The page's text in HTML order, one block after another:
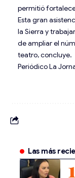
permitió
Esta gran
la Sierra y
de ampliar el
teatro, concluye.
Periódico La
Las más